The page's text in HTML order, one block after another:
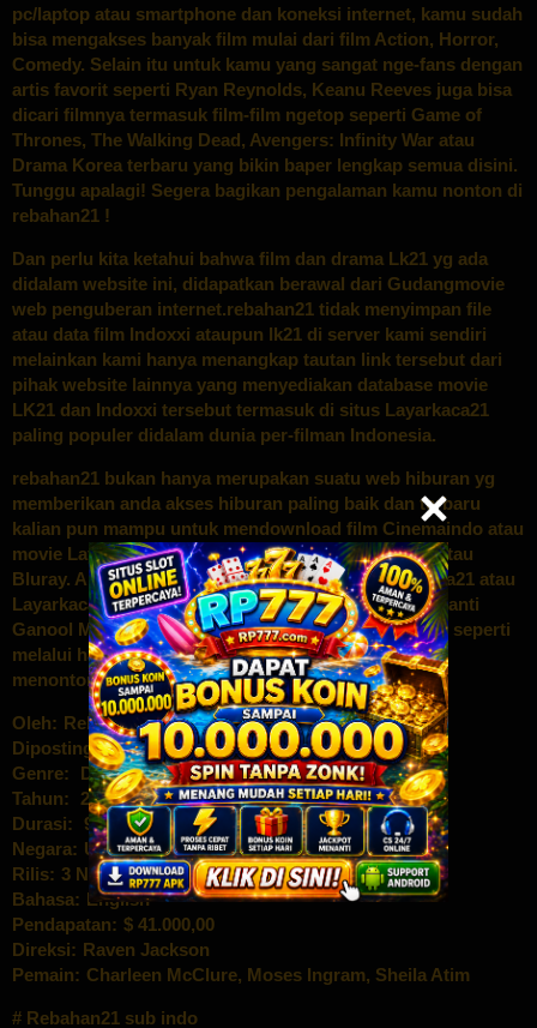
pc/laptop atau smartphone dan koneksi internet, kamu sudah
bisa mengakses banyak film mulai dari film Action, Horror,
Comedy. Selain itu untuk kamu yang sangat nge-fans dengan
artis favorit seperti Ryan Reynolds, Keanu Reeves juga bisa
dicari filmnya termasuk film-film ngetop seperti Game of
Thrones, The Walking Dead, Avengers: Infinity War atau
Drama Korea terbaru yang bikin baper lengkap semua disini.
Tunggu apalagi! Segera bagikan pengalaman kamu nonton di
rebahan21 !
Dan perlu kita ketahui bahwa film dan drama Lk21 yg ada
didalam website ini, didapatkan berawal dari Gudangmovie
web penguberan internet.rebahan21 tidak menyimpan file
atau data film Indoxxi ataupun lk21 di server kami sendiri
melainkan kami hanya menangkap tautan link tersebut dari
pihak website lainnya yang menyediakan database movie
LK21 dan Indoxxi tersebut termasuk di situs Layarkaca21
paling populer didalam dunia per-filman Indonesia.
rebahan21 bukan hanya merupakan suatu web hiburan yg
memberikan anda akses hiburan paling baik dan terbaru
kalian pun mampu untuk mendownload film Cinemaindo atau
movie Layar Kaca 21 yang ada dengan kualitas HD atau
Bluray. Anda bahkan bisa menikmati film – film Dunia21 atau
Layarkaca21 waktu ini dengan lebih enteng lewat piranti
Ganool Movie eletronik kamu, nonton online Indoxxi seperti
melalui handphone android kamu atau pc anda bagi
menonton film Online ini dengan nyaman
Oleh: Rebahan Movie
Diposting pada:
Genre:
Drama
Tahun:
2023
Durasi:
97 Min
Negara: USA
Rilis: 3 Nov 2023
Bahasa: English
Pendapatan: $ 41.000,00
Direksi: Raven Jackson
Pemain: Charleen McClure, Moses Ingram, Sheila Atim
Rebahan21 sub indo